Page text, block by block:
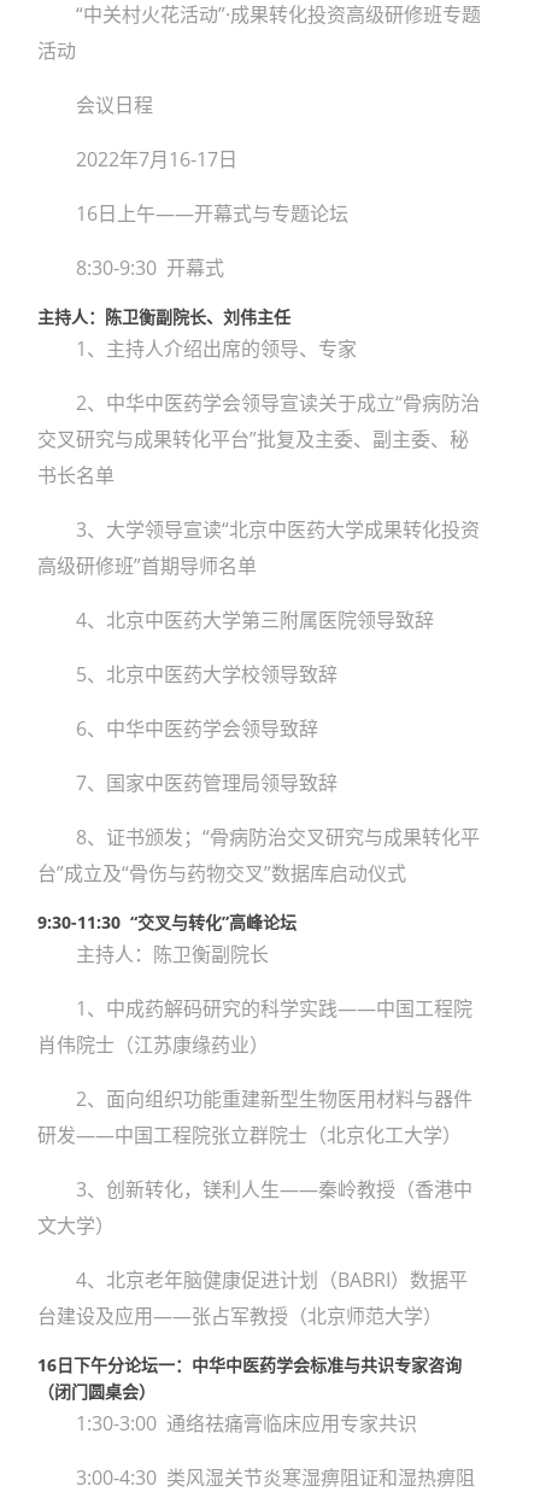
“中关村火花活动”·成果转化投资高级研修班专题
活动
会议日程
2022年7月16-17日
16日上午——开幕式与专题论坛
8:30-9:30 开幕式
主持人：陈卫衡副院长、刘伟主任
1、主持人介绍出席的领导、专家
2、中华中医药学会领导宣读关于成立“骨病防治
交叉研究与成果转化平台”批复及主委、副主委、秘
书长名单
3、大学领导宣读“北京中医药大学成果转化投资
高级研修班”首期导师名单
4、北京中医药大学第三附属医院领导致辞
5、北京中医药大学校领导致辞
6、中华中医药学会领导致辞
7、国家中医药管理局领导致辞
8、证书颁发；“骨病防治交叉研究与成果转化平
台”成立及“骨伤与药物交叉”数据库启动仪式
9:30-11:30 “交叉与转化”高峰论坛
主持人：陈卫衡副院长
1、中成药解码研究的科学实践——中国工程院
肖伟院士（江苏康缘药业）
2、面向组织功能重建新型生物医用材料与器件
研发——中国工程院张立群院士（北京化工大学）
3、创新转化，镁利人生——秦岭教授（香港中
文大学）
4、北京老年脑健康促进计划（BABRI）数据平
台建设及应用——张占军教授（北京师范大学）
16日下午分论坛一：中华中医药学会标准与共识专家咨询
（闭门圆桌会）
1:30-3:00 通络祛痛膏临床应用专家共识
3:00-4:30 类风湿关节炎寒湿痹阻证和湿热痹阻